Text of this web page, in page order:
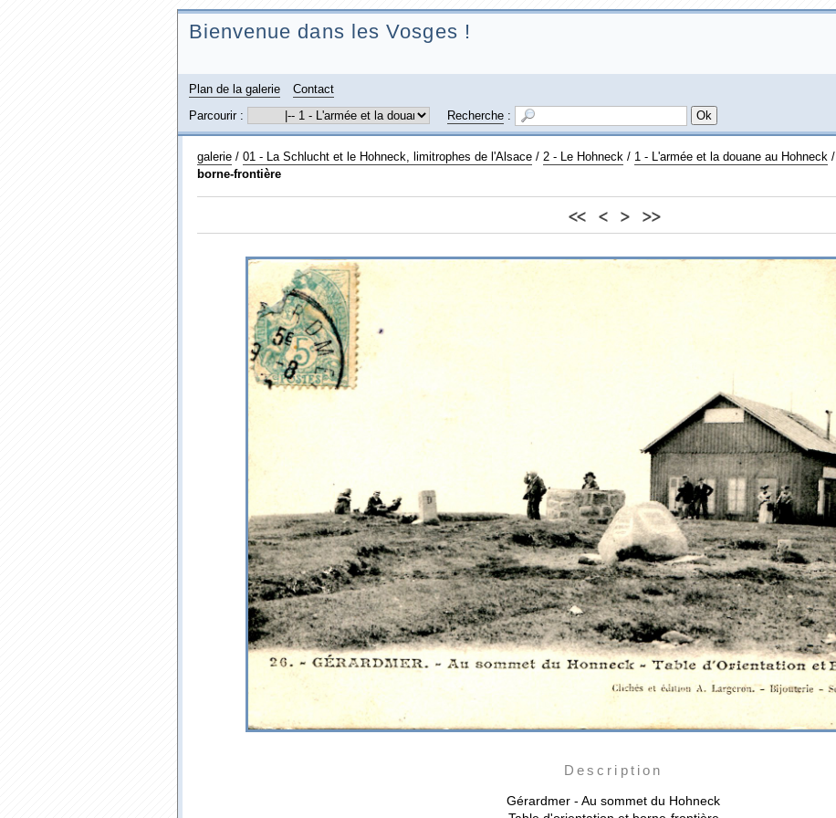
Bienvenue dans les Vosges !
Plan de la galerie
Contact
Parcourir :
Recherche:
galerie/ 01 - La Schlucht et le Hohneck, limitrophes de l'Alsace/ 2 - Le Hohneck/ 1 - L'armée et la douane au Hohneck/
borne-frontière
<< < > >>
Description
Gérardmer - Au sommet du Hohneck